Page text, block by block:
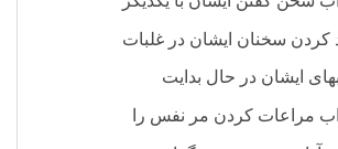
کردن سخنان ایشان در غلبات
ایشان در حال بدایت
مراعات کردن مر نفس را